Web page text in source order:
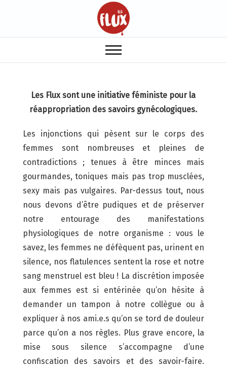
Les Flux sont une initiative féministe pour la
réappropriation des savoirs gynécologiques.
Les injonctions qui pèsent sur le corps des
femmes sont nombreuses et pleines de
contradictions ; tenues à être minces mais
gourmandes, toniques mais pas trop musclées,
sexy mais pas vulgaires. Par-dessus tout, nous
nous devons d’être pudiques et de préserver
notre entourage des manifestations
physiologiques de notre organisme : vous le
savez, les femmes ne défèquent pas, urinent en
silence, nos flatulences sentent la rose et notre
sang menstruel est bleu ! La discrétion imposée
aux femmes est si entérinée qu’on hésite à
demander un tampon à notre collègue ou à
expliquer à nos ami.e.s qu’on se tord de douleur
parce qu’on a nos règles. Plus grave encore, la
mise sous silence s’accompagne d’une
confiscation des savoirs et des savoir-faire.